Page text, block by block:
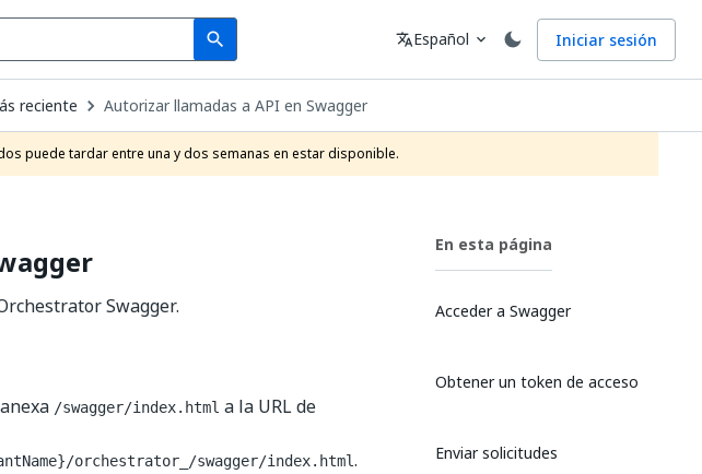
search
Search Idioma
translateEspañol expand_more Iniciar sesión
reciente Autorizar llamadas a API en Swagger
puede tardar entre una y dos semanas en estar disponible.
Swagger.
/swagger/index.html a la URL de
orchestrator_/swagger/index.html.
En esta página
Acceder a Swagger
Obtener un token de acceso
Enviar solicitudes